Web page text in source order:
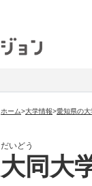
ホーム>大学情報>愛知県の大
だいどう
大同大